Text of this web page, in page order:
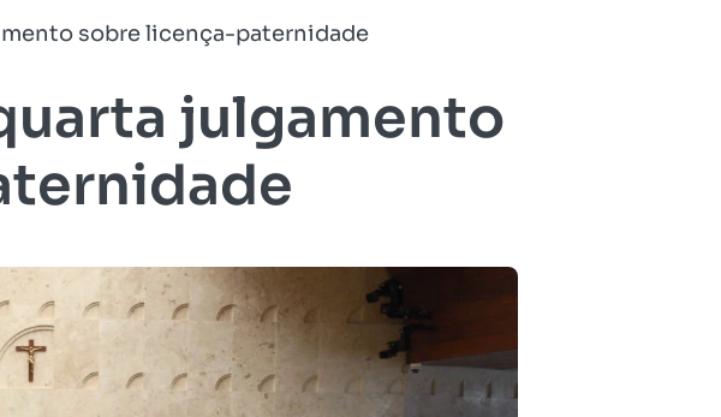
sobre licença-paternidade
julgamento